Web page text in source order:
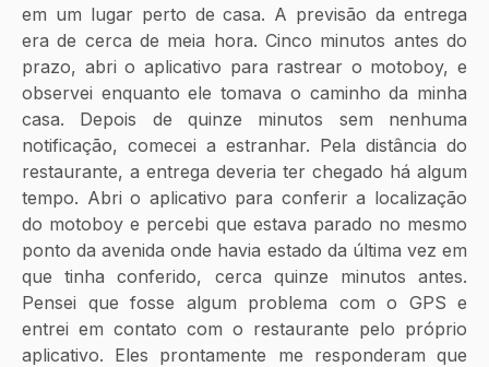
em um lugar perto de casa. A previsão da entrega
era de cerca de meia hora. Cinco minutos antes do
prazo, abri o aplicativo para rastrear o motoboy, e
observei enquanto ele tomava o caminho da minha
casa. Depois de quinze minutos sem nenhuma
notificação, comecei a estranhar. Pela distância do
restaurante, a entrega deveria ter chegado há algum
tempo. Abri o aplicativo para conferir a localização
do motoboy e percebi que estava parado no mesmo
ponto da avenida onde havia estado da última vez em
que tinha conferido, cerca quinze minutos antes.
Pensei que fosse algum problema com o GPS e
entrei em contato com o restaurante pelo próprio
aplicativo. Eles prontamente me responderam que